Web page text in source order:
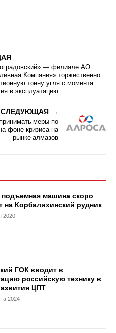
— филиале АО
Компания» торжественно
тонну угля с момента
в эксплуатацию
СЛЕДУЮЩАЯ
меры по
фоне кризиса на
рынке алмазов
машина скоро
на Корбалихинский рудник
2020
ГОК вводит в
российскую технику в
ЦПТ
2024